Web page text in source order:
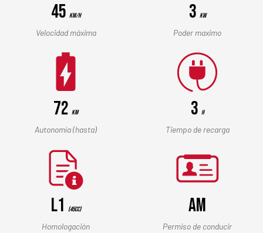
45 Km/h
Velocidad máxima
3 kW
Poder maximo
72 Km
Autonomía (hasta)
3 h
Tiempo de recarga
L1 (45cc)
Homologación
AM
Permiso de conducir